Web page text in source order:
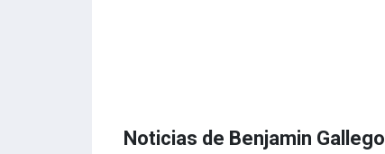
Noticias de Benjamin Gallego